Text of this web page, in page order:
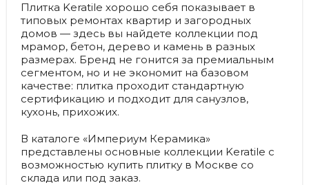
Плитка Keratile хорошо себя показывает в
типовых ремонтах квартир и загородных
домов — здесь вы найдете коллекции под
мрамор, бетон, дерево и камень в разных
размерах. Бренд не гонится за премиальным
сегментом, но и не экономит на базовом
качестве: плитка проходит стандартную
сертификацию и подходит для санузлов,
кухонь, прихожих.
В каталоге «Империум Керамика»
представлены основные коллекции Keratile с
возможностью купить плитку в Москве со
склада или под заказ.